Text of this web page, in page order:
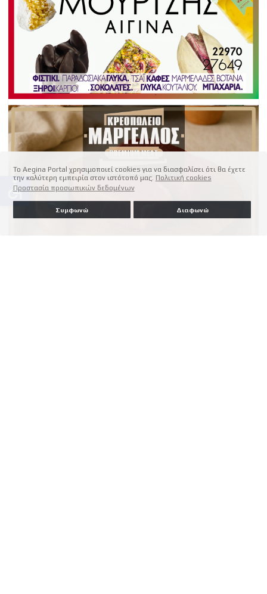
Το Aegina Portal χρησιμοποιεί cookies για να διασφαλίσει ότι θα έχετε
την καλύτερη εμπειρία στον ιστότοπό μας. Πολιτική cookies
Προστασία προσωπικών δεδομένων
Συμφωνώ Διαφωνώ
accessible